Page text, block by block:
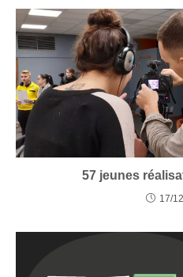
57 jeunes
17/